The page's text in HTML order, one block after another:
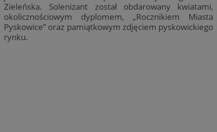
Zieleńska. Solenizant został obdarowany kwiatami,
okolicznościowym dyplomem, „Rocznikiem Miasta
Pyskowice” oraz pamiątkowym zdjęciem pyskowickiego
rynku.